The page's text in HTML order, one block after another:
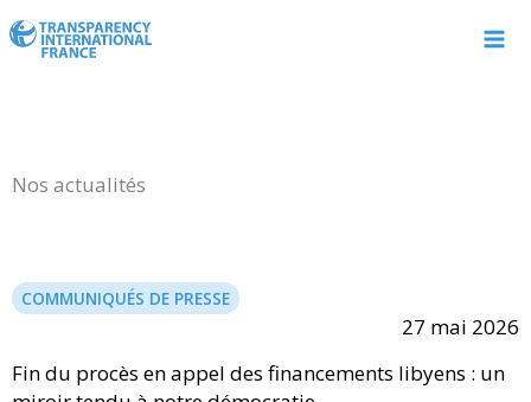
au
Nos actualités
COMMUNIQUÉS DE PRESSE
27 mai 2026
Fin du procès en appel des financements libyens : un